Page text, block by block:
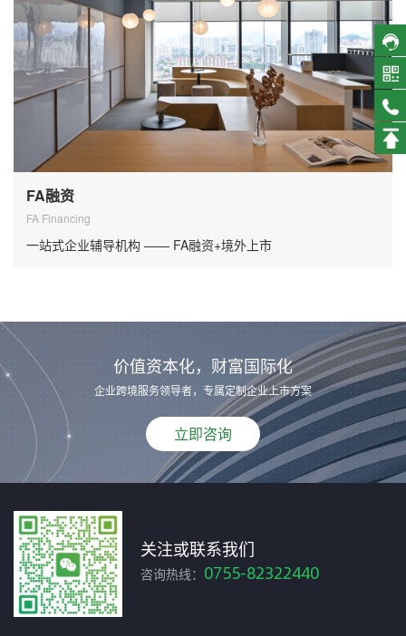
FA融资
FA Financing
一站式企业辅导机构 —— FA融资+境外上市
价值资本化，财富国际化
企业跨境服务领导者，专属定制企业上市方案
立即咨询
关注或联系我们
咨询热线： 0755-82322440